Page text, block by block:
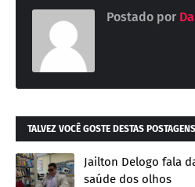
Postado por
TALVEZ VOCÊ GOSTE DESTAS POSTAGENS
Jailton Delogo fala
saúde dos olhos